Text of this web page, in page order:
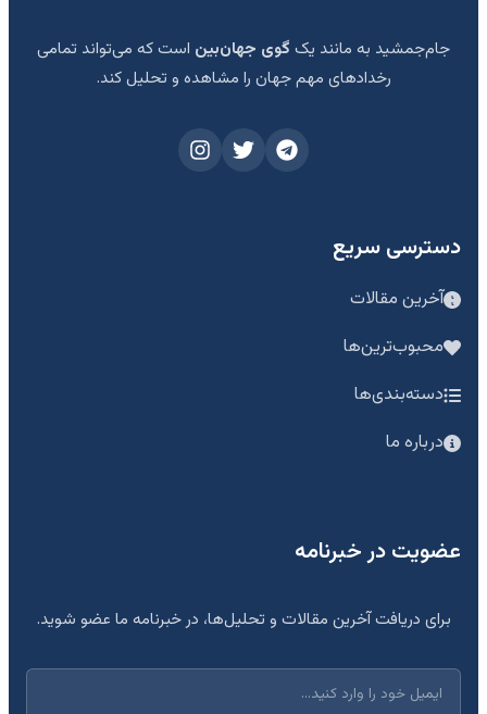
جام‌جمشید به مانند یک گوی جهان‌بین است که می‌تواند تمامی
رخدادهای مهم جهان را مشاهده و تحلیل کند.
دسترسی سریع
آخرین مقالات
محبوب‌ترین‌ها
دسته‌بندی‌ها
درباره ما
عضویت در خبرنامه
برای دریافت آخرین مقالات و تحلیل‌ها، در خبرنامه ما عضو شوید.